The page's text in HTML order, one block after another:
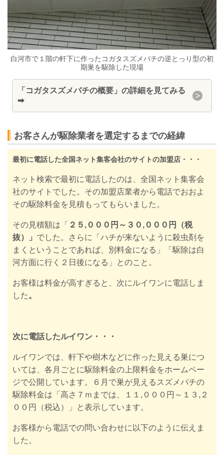
白河市で１階の軒下に作ったコガタスズメバチの逆とっり型の初
期巣を駆除した現場
「コガタスズメバチの概要」の詳細を見てみる
➡
お客さんが駆除業者を選定するまでの経緯
最初に電話した全国ネット集客会社のサイトの加盟店 ・・・
ネット検索で最初に電話したのは、全国ネット集客会
社のサイトでした。その加盟店業者から電話でおおよ
その駆除料金を見積もってもらいました。
その見積額は 「 ２５ ,０００円～３０,０００円（税
抜）」 でした。さらに「ハチが来ないように殺虫剤を
まくということであれば、別料金になる」「駆除は白
河方面に行く２日後になる」とのこと。
お客様は料金が高すぎると、次にルイワンに電話しま
した 。
次に電話したルイワン・・・
ルイワンでは、軒下や樹木などに作った見える巣につ
いては、 各月ごと に駆除料金の上限料金をホームペー
ジで公開しています。６月で巣が見えるスズメバチの
駆除料金は「高さ７ｍまでは、１１,０００円～１３,２
００円（税込）」と表示しています。
お客様から電話での問い合わせに以下のように伝えま
した。